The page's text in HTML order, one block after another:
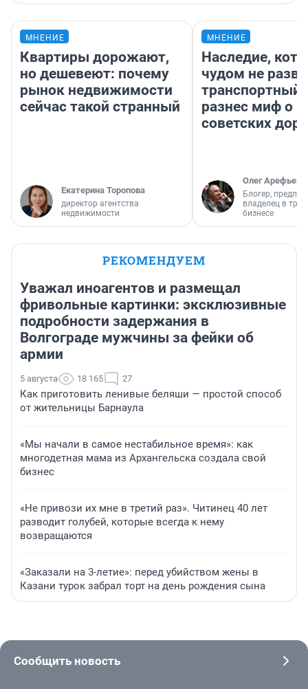
МНЕНИЕ
Квартиры дорожают,
но дешевеют: почему
рынок недвижимости
сейчас такой странный
Екатерина Торопова
директор агентства
недвижимости
МНЕНИЕ
Наследие,
чудом не
транспортный
разнес миф о
советских
Олег Арефьев
Блогер,
владелец в
бизнесе
РЕКОМЕНДУЕМ
Уважал иноагентов и размещал
фривольные картинки: эксклюзивные
подробности задержания в
Волгограде мужчины за фейки об
армии
5 августа 18 165 27
Как приготовить ленивые беляши — простой способ
от жительницы Барнаула
«Мы начали в самое нестабильное время»: как
многодетная мама из Архангельска создала свой
бизнес
«Не привози их мне в третий раз». Читинец 40 лет
разводит голубей, которые всегда к нему
возвращаются
«Заказали на 3-летие»: перед убийством жены в
Казани турок забрал торт на день рождения сына
Сообщить новость